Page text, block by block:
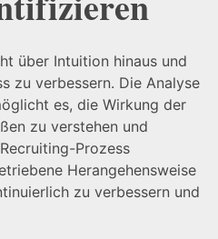
über Intuition hinaus und
zu verbessern. Die Analyse
es, die Wirkung der
zu verstehen und
Prozess
Herangehensweise
zu verbessern und